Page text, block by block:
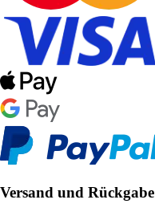
Versand und Rückgabe